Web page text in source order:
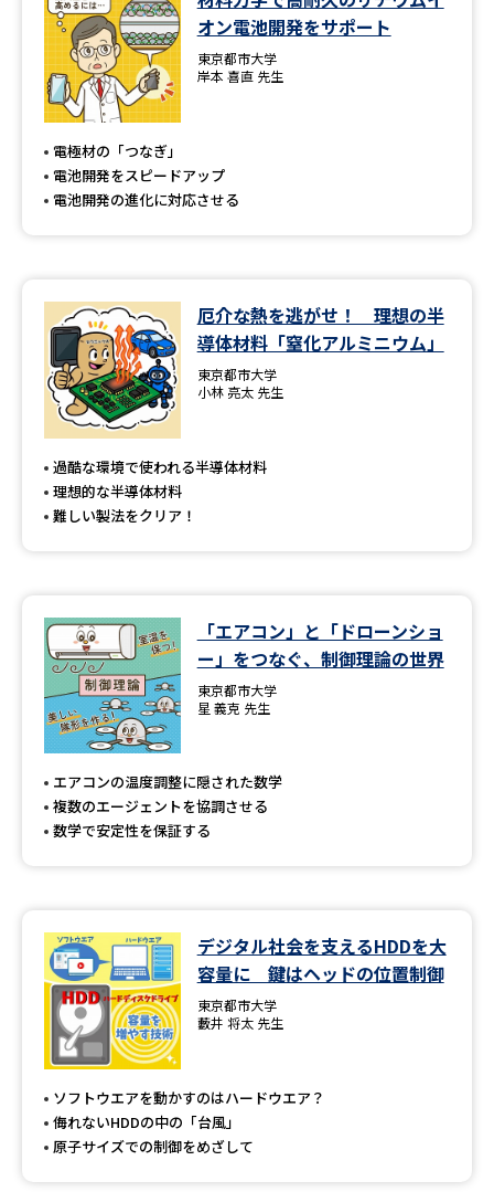
オン電池開発をサポート
東京都市大学
岸本 喜直 先生
電極材の「つなぎ」
電池開発をスピードアップ
電池開発の進化に対応させる
厄介な熱を逃がせ！ 理想の半
導体材料「窒化アルミニウム」
東京都市大学
小林 亮太 先生
過酷な環境で使われる半導体材料
理想的な半導体材料
難しい製法をクリア！
「エアコン」と「ドローンショ
ー」をつなぐ、制御理論の世界
東京都市大学
星 義克 先生
エアコンの温度調整に隠された数学
複数のエージェントを協調させる
数学で安定性を保証する
デジタル社会を支えるHDDを大
容量に 鍵はヘッドの位置制御
東京都市大学
藪井 将太 先生
ソフトウエアを動かすのはハードウエア？
侮れないHDDの中の「台風」
原子サイズでの制御をめざして